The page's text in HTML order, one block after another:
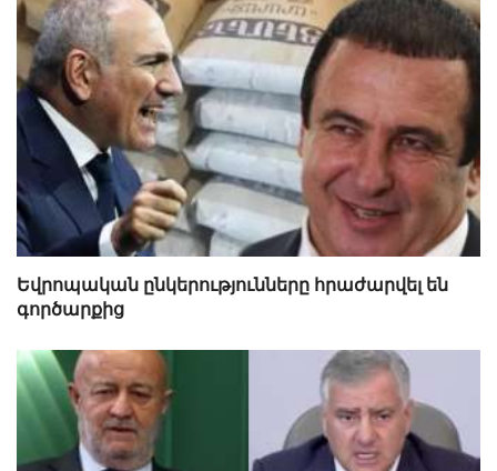
Եվրոպական ընկերությունները հրաժարվել են
գործարքից